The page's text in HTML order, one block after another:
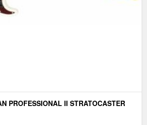
PROFESSIONAL II STRATOCASTER